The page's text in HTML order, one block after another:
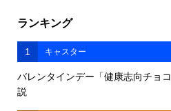
ランキング
1 キャスター
バレンタインデー「健康志向チョ
説